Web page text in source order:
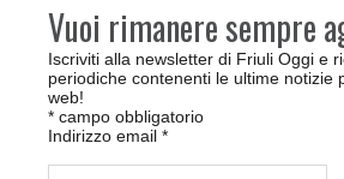
Vuoi rimanere sempre
Iscriviti alla newsletter di Friuli Oggi e
periodiche contenenti le ultime notizie
web!
* campo obbligatorio
Indirizzo email *